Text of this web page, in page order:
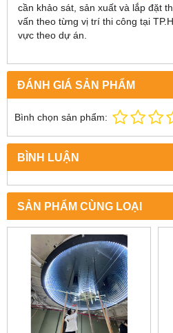
cần khảo sát, sản xuất và lắp đặt
vấn theo từng vị trí thi công tại
vực theo dự án.
ĐÁNH GIÁ SẢN PHẨM
Bình chọn sản phẩm:
BÌNH LUẬN
SẢN PHẨM CÙNG LOẠI